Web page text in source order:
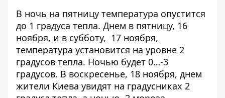
В ночь на пятницу температура опустится
до 1 градуса тепла. Днем в пятницу, 16
ноября, и в субботу, 17 ноября,
температура установится на уровне 2
градусов тепла. Ночью будет 0…-3
градусов. В воскресенье, 18 ноября, днем
жители Киева увидят на градусниках 2